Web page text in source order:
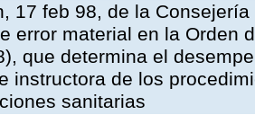
17 feb 98, de la
error material en la Orden
que determina el
instructora de los
sanitarias